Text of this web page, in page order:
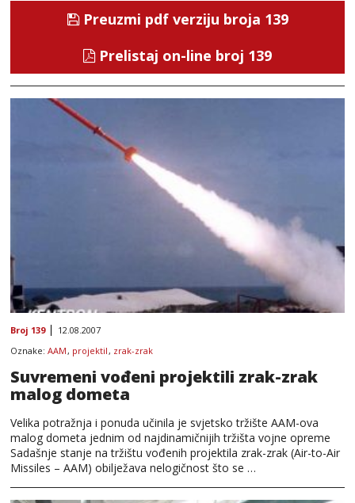
Preuzmi pdf verziju broja 139
Prelistaj on-line broj 139
Broj 139
12.08.2007
Oznake: AAM , projektil , zrak-zrak
Suvremeni vođeni projektili zrak-zrak
malog dometa
Velika potražnja i ponuda učinila je svjetsko tržište AAM-ova
malog dometa jednim od najdinamičnijih tržišta vojne opreme
Sadašnje stanje na tržištu vođenih projektila zrak-zrak (Air-to-Air
Missiles – AAM) obilježava nelogičnost što se …